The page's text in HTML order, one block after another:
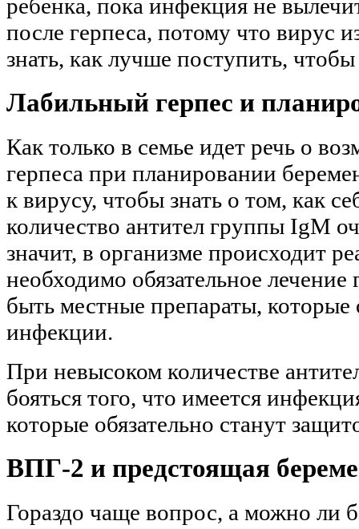
ребенка, пока инфекция не
после герпеса, потому что вирус
знать, как лучше поступить,
Лабильный герпес и
Как только в семье идет речь о
герпеса при планировании
к вирусу, чтобы знать о том, как
количество антител группы IgM
значит, в организме происходит
необходимо обязательное
быть местные препараты,
инфекции.
При невысоком количестве
бояться того, что имеется
которые обязательно станут
ВПГ-2 и предстоящая
Гораздо чаще вопрос, а можно ли